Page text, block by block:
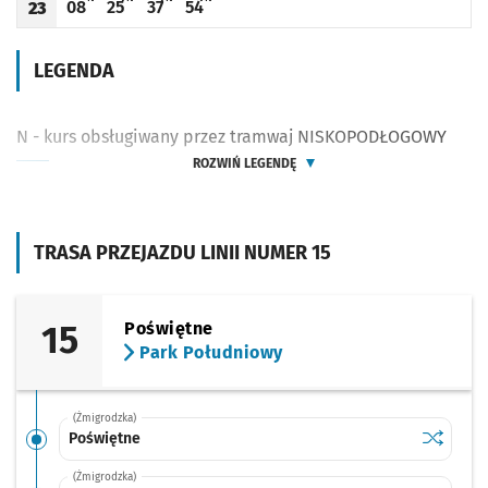
TRASA PRZEJAZDU LINII NUMER 15
15
Poświętne
Park Południowy
(Żmigrodzka)
Poświętne Sprawdź
(Żmigrodzka)
Godzina odjazdu
23
Odjazd
08
minut po godzinie 23
Odjazd
25
minut po godzinie 23
Odjazd
37
minut po godzinie 23
Odjazd
54
minut po godzinie 23
LEGENDA
N - kurs obsługiwany przez tramwaj NISKOPODŁOGOWY
ROZWIŃ LEGENDĘ